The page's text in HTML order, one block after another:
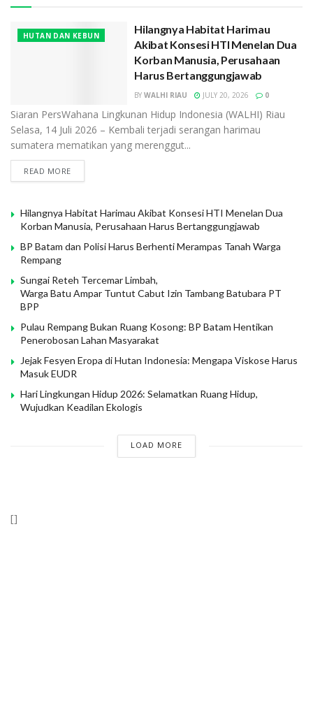
HUTAN DAN KEBUN
Hilangnya Habitat Harimau
Akibat Konsesi HTI Menelan Dua
Korban Manusia, Perusahaan
Harus Bertanggungjawab
BY WALHI RIAU JULY 20, 2026 0
Siaran PersWahana Lingkunan Hidup Indonesia (WALHI) Riau
Selasa, 14 Juli 2026 – Kembali terjadi serangan harimau
sumatera mematikan yang merenggut...
READ MORE
Hilangnya Habitat Harimau Akibat Konsesi HTI Menelan Dua
Korban Manusia, Perusahaan Harus Bertanggungjawab
BP Batam dan Polisi Harus Berhenti Merampas Tanah Warga
Rempang
Sungai Reteh Tercemar Limbah,
Warga Batu Ampar Tuntut Cabut Izin Tambang Batubara PT
BPP
Pulau Rempang Bukan Ruang Kosong: BP Batam Hentikan
Penerobosan Lahan Masyarakat
Jejak Fesyen Eropa di Hutan Indonesia: Mengapa Viskose Harus
Masuk EUDR
Hari Lingkungan Hidup 2026: Selamatkan Ruang Hidup,
Wujudkan Keadilan Ekologis
LOAD MORE
[]